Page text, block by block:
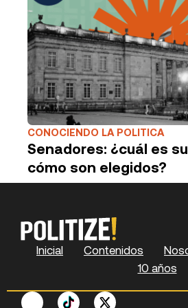
CONOCIENDO LA POLITICA
Senadores: ¿cuál es
cómo son elegidos?
Inicial Contenidos
10 años
X
F
Y
L
P
S